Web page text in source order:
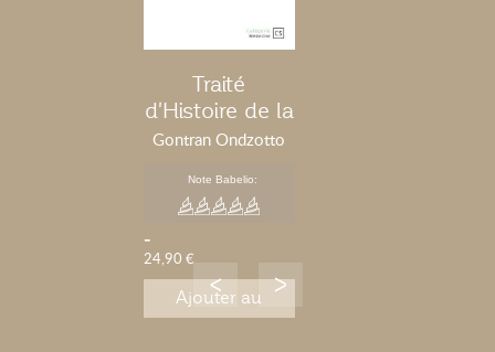
Traité
d'Histoire de la
Médecine
Gontran Ondzotto
Note Babelio:
-
24,90 €
Ajouter au